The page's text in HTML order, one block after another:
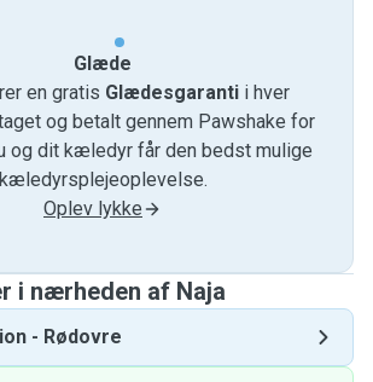
Glæde
en gratis Glædesgarantii hver
og betalt gennem Pawshake for
og dit kæledyr får den bedst mulige
kæledyrsplejeoplevelse.
Oplev lykke
i nærheden af ​​Naja
- Rødovre